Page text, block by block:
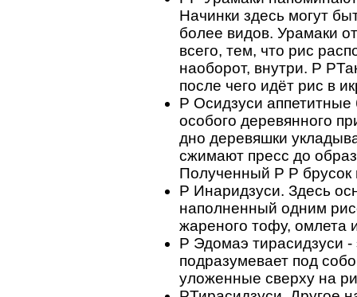
Начинки здесь могут
более видов. Урамаки
всего, тем, что рис
наоборот, внутри. P
после чего идёт рис в
P Осидзуси
особого деревянного
дно деревяшки
сжимают пресс до
Полученный P P брусок
P Инаридзуси. Здесь
наполненный одним
жареного тофу, омлета
P Эдомаэ тирасидзуси -
подразумевает под
уложенные сверху на